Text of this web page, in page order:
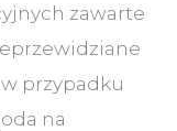
zawarte
przypadku
na